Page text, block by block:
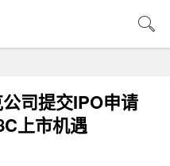
司提交IPO申请
上市机遇